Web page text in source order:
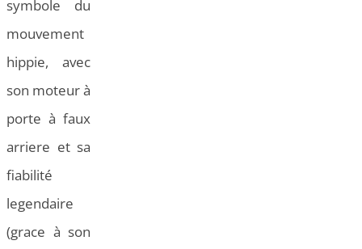
symbole du
mouvement
hippie, avec
son moteur à
porte à faux
arriere et sa
fiabilité
legendaire
(grace à son